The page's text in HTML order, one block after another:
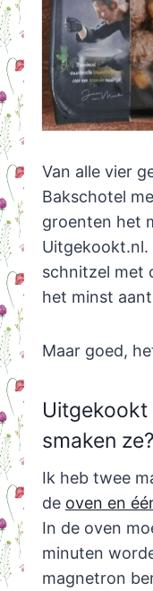
Van alle vier
Bakschotel
groenten het
Uitgekookt.nl.
schnitzel met
het minst
Maar goed,
Uitgekookt
smaken ze?
Ik heb twee
de oven en
In de oven
minuten
magnetron